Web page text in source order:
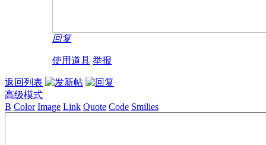
回复
使用道具 举报
返回列表
高级模式
B Color Image Link Quote Code Smilies